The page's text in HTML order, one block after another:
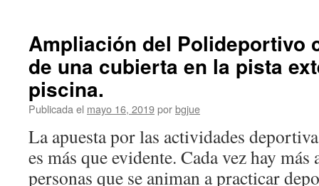
Ampliación del Polideportivo
de una cubierta en la pista
piscina.
Publicada el mayo 16, 2019porbgjue
La apuesta por las actividades
es más que evidente. Cada vez hay
personas que se animan a practicar